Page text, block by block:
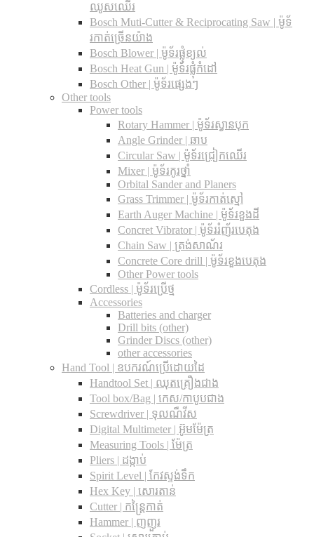
ឈូសឈើរ
Bosch Muti-Cutter & Reciprocating Saw​ | ម៉ូទ័
រកាត់ច្រើនយ៉ាង
Bosch Blower | ម៉ូទ័រផ្លុំខ្យល់
Bosch Heat Gun | ម៉ូទ័រផ្លុំកំដៅ
Bosch Other | ម៉ូទ័រផ្សេងៗ
Other tools
Power tools
Rotary Hammer | ម៉ូទ័រស្វានបុក
Angle Grinder | ឆាប
Circular Saw​ | ម៉ូទ័រជ្រៀកឈើរ
Mixer | ម៉ូទ័រកូរថ្នាំ
Orbital Sander and Planers
Grass Trimmer | ម៉ូទ័រកាត់ស្មៅ
Earth Auger Machine | ម៉ូទ័រខួងដី
Concret Vibrator | ម៉ូទ័ររំញ័របេតុង
Chain Saw | ត្រង់សាណ័រ
Concrete Core drill | ម៉ូទ័រខួងបេតុង
Other Power tools
Cordless​ | ម៉ូទ័រប្រើថ្ម
Accessories
Batteries and charger
Drill bits (other)
Grinder Discs (other)
other accessories
Hand Tool | ឧបករណ៍ប្រើដោយដៃ
Handtool Set | ឈុតគ្រឿងជាង
Tool box/Bag | កេស/កាបូបជាង
Screwdriver | ទុលណឺវីស
Digital Multimeter | អ៊ូមម៉ែត្រ
Measuring Tools | ម៉ែត្រ
Pliers | ដង្កាប់
Spirit Level | កែវស្ទង់ទឹក
Hex Key | សោរតាន់
Cutter | កន្រ្តៃកាត់
Hammer | ញញួរ